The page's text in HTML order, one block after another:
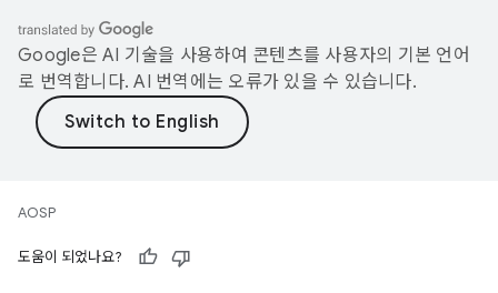
Google은 AI 기술을 사용하여 콘텐츠를 사용자의 기본 언어
로 번역합니다. AI 번역에는 오류가 있을 수 있습니다.
AOSP
도움이 되었나요?